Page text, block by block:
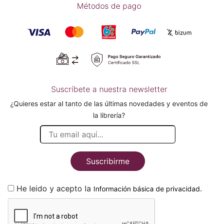
Métodos de pago
Suscríbete a nuestra newsletter
¿Quieres estar al tanto de las últimas novedades y eventos de
la librería?
Suscribirme
He leido y acepto la Información básica de privacidad.